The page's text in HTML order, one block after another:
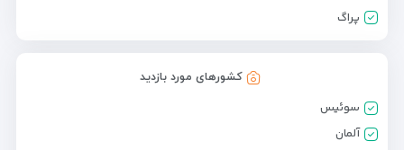
پراگ
کشورهای مورد بازدید
سوئیس
آلمان